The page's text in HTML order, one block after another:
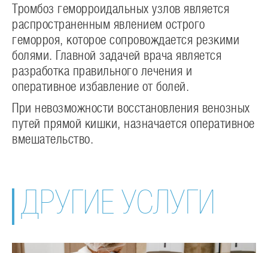
Тромбоз геморроидальных узлов является
распространенным явлением острого
геморроя, которое сопровождается резкими
болями. Главной задачей врача является
разработка правильного лечения и
оперативное избавление от болей.
При невозможности восстановления венозных
путей прямой кишки, назначается оперативное
вмешательство.
ДРУГИЕ УСЛУГИ